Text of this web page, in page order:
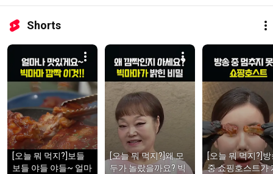
Shorts
[오늘 뭐 먹지?]보들
보들 야들 야들~ 얼마
[오늘 뭐 먹지?]왜 모
두가 놀랐을까요? 빅
[오늘 뭐 먹지?]
중 쇼핑호스트가